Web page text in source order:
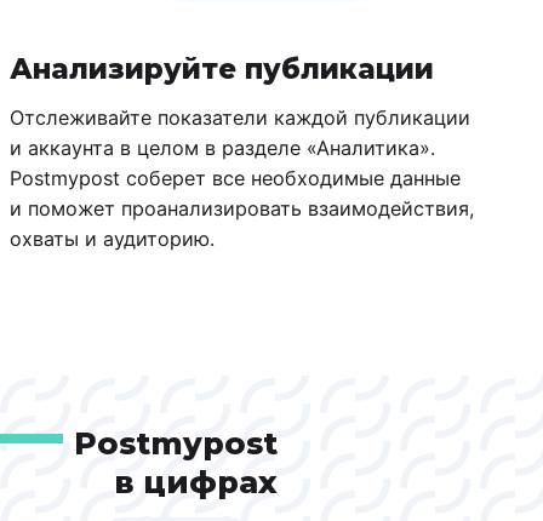
Анализируйте публикации
Отслеживайте показатели каждой публикации
и аккаунта в целом в разделе «Аналитика».
Postmypost соберет все необходимые данные
и поможет проанализировать взаимодействия,
охваты и аудиторию.
Postmypost
в цифрах